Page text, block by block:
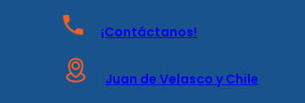
¡Contáctanos!
Juan de Velasco y Chile